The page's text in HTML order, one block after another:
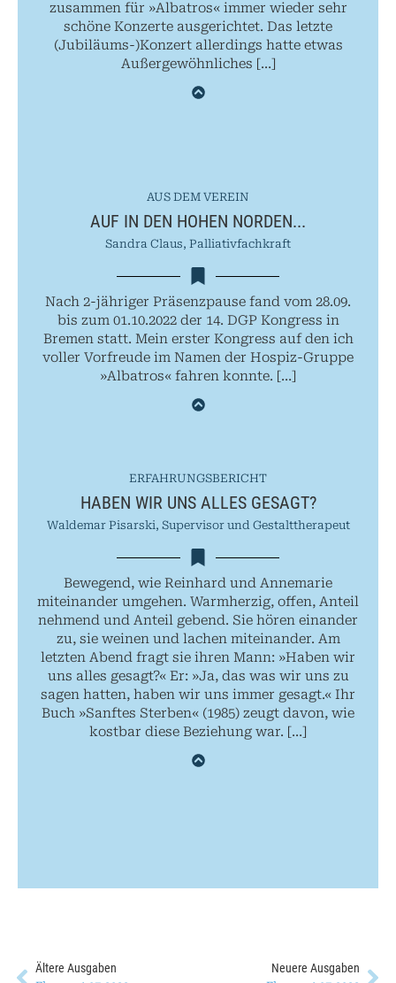
zusammen für »Albatros« immer wieder sehr
schöne Konzerte ausgerichtet. Das letzte
(Jubiläums-)Konzert allerdings hatte etwas
Außergewöhnliches […]
AUS DEM VEREIN
AUF IN DEN HOHEN NORDEN...
Sandra Claus, Palliativfachkraft
Nach 2-jähriger Präsenzpause fand vom 28.09.
bis zum 01.10.2022 der 14. DGP Kongress in
Bremen statt. Mein erster Kongress auf den ich
voller Vorfreude im Namen der Hospiz-Gruppe
»Albatros« fahren konnte. […]
ERFAHRUNGSBERICHT
HABEN WIR UNS ALLES GESAGT?
Waldemar Pisarski, Supervisor und Gestalttherapeut
Bewegend, wie Reinhard und Annemarie
miteinander umgehen. Warmherzig, offen, Anteil
nehmend und Anteil gebend. Sie hören einander
zu, sie weinen und lachen miteinander. Am
letzten Abend fragt sie ihren Mann: »Haben wir
uns alles gesagt?« Er: »Ja, das was wir uns zu
sagen hatten, haben wir uns immer gesagt.« Ihr
Buch »Sanftes Sterben« (1985) zeugt davon, wie
kostbar diese Beziehung war. […]
Ältere Ausgaben Neuere Ausgaben